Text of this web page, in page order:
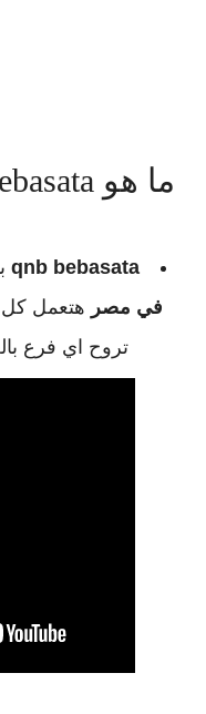
ما هو QNB Bebasata ؟
qnb bebasata
في مصر هتعمل كل
تروح اي فرع